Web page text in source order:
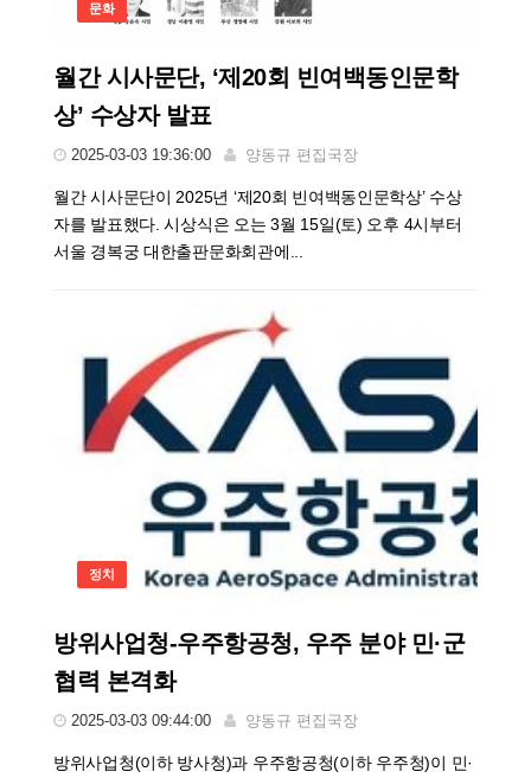
문화
월간 시사문단, ‘제20회 빈여백동인문학
상’ 수상자 발표
2025-03-03 19:36:00 양동규 편집국장
월간 시사문단이 2025년 ‘제20회 빈여백동인문학상’ 수상
자를 발표했다. 시상식은 오는 3월 15일(토) 오후 4시부터
서울 경복궁 대한출판문화회관에...
정치
방위사업청-우주항공청, 우주 분야 민·군
협력 본격화
2025-03-03 09:44:00 양동규 편집국장
방위사업청(이하 방사청)과 우주항공청(이하 우주청)이 민·